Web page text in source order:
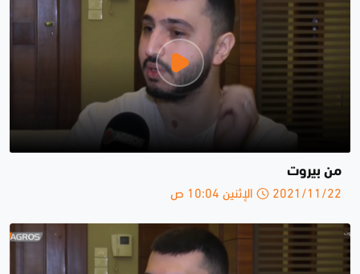
من بيروت
2021/11/22 الإثنين 10:04 ص